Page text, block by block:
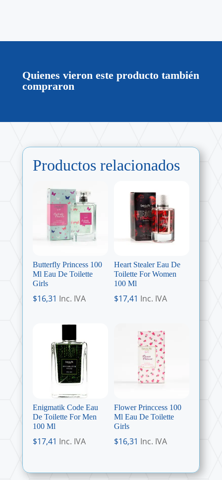
Quienes vieron este producto también
compraron
Productos relacionados
Butterfly Princess 100
Ml Eau De Toilette
Girls
$16,31 Inc. IVA
Heart Stealer Eau De
Toilette For Women
100 Ml
$17,41 Inc. IVA
Enigmatik Code Eau
De Toilette For Men
100 Ml
$17,41 Inc. IVA
Flower Princcess 100
Ml Eau De Toilette
Girls
$16,31 Inc. IVA